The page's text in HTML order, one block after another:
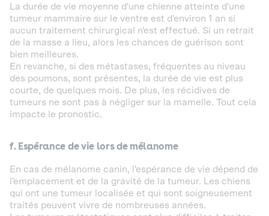
La durée de vie moyenne d'une chienne atteinte d'une
tumeur mammaire sur le ventre est d'environ 1 an si
aucun traitement chirurgical n'est effectué. Si un retrait
de la masse a lieu, alors les chances de guérison sont
bien meilleures.
En revanche, si des métastases, fréquentes au niveau
des poumons, sont présentes, la durée de vie est plus
courte, de quelques mois. De plus, les récidives de
tumeurs ne sont pas à négliger sur la mamelle. Tout cela
impacte le pronostic.
f. Espérance de vie lors de mélanome
En cas de mélanome canin, l'espérance de vie dépend de
l'emplacement et de la gravité de la tumeur. Les chiens
qui ont une tumeur localisée et qui sont soigneusement
traités peuvent vivre de nombreuses années.